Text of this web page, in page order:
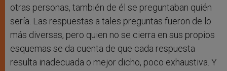
otras personas, también de él se preguntaban quién
sería. Las respuestas a tales preguntas fueron de lo
más diversas, pero quien no se cierra en sus propios
esquemas se da cuenta de que cada respuesta
resulta inadecuada o mejor dicho, poco exhaustiva. Y